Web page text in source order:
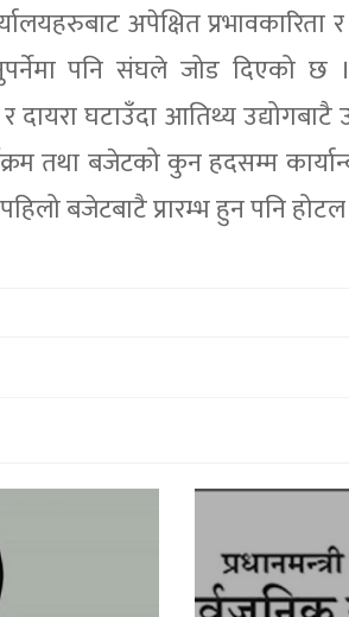
अपेक्षित प्रभावकारिता
पनि संघले जोड दिएको छ
दायरा घटाउँदा आतिथ्य
तथा बजेटको कुन हदसम्म
बजेटबाटै प्रारम्भ हुन पनि